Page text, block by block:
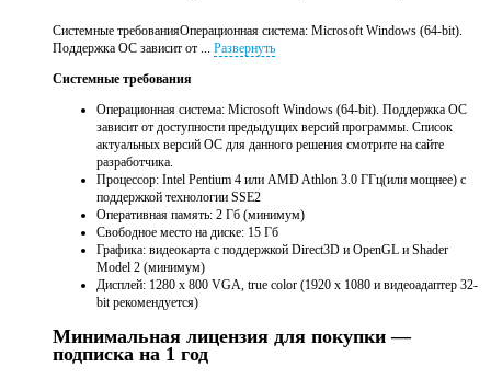
Системные требованияОперационная система: Microsoft Windows (64-bit).
Поддержка ОС зависит от ... Развернуть
Системные требования
Операционная система: Microsoft Windows (64-bit). Поддержка ОС
зависит от доступности предыдущих версий программы. Список
актуальных версий ОС для данного решения смотрите на сайте
разработчика.
Процессор: Intel Pentium 4 или AMD Athlon 3.0 ГГц(или мощнее) с
поддержкой технологии SSE2
Оперативная память: 2 Гб (минимум)
Свободное место на диске: 15 Гб
Графика: видеокарта с поддержкой Direct3D и OpenGL и Shader
Model 2 (минимум)
Диcплей: 1280 x 800 VGA, true color (1920 x 1080 и видеоадаптер 32-
bit рекомендуется)
Минимальная лицензия для покупки —
подписка на 1 год